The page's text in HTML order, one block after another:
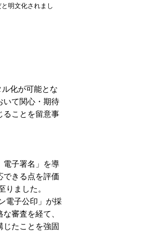
明文化されまし
化が可能とな
いて関心・期待
ることを留意事
電子署名」を導
できる点を評価
りました。
電子公印」が採
審査を経て、
たことを強固